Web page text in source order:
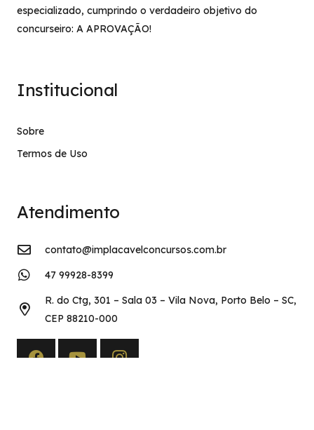
especializado, cumprindo o verdadeiro objetivo do
concurseiro: A APROVAÇÃO!
Institucional
Sobre
Termos de Uso
Atendimento
contato@implacavelconcursos.com.br
47 99928-8399
R. do Ctg, 301 – Sala 03 – Vila Nova, Porto Belo – SC,
CEP 88210-000